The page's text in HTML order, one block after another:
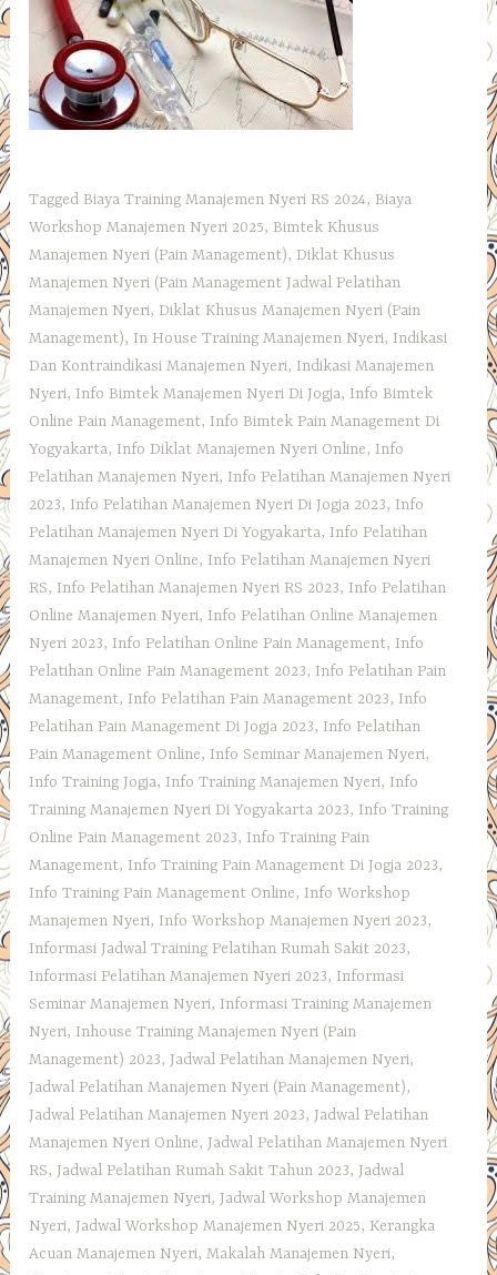
Tagged Biaya Training Manajemen Nyeri RS 2024, Biaya
Workshop Manajemen Nyeri 2025, Bimtek Khusus
Manajemen Nyeri (Pain Management),Diklat Khusus
Manajemen Nyeri (Pain Management Jadwal Pelatihan
Manajemen Nyeri,Diklat Khusus Manajemen Nyeri (Pain
Management), In House Training Manajemen Nyeri, Indikasi
Dan Kontraindikasi Manajemen Nyeri, Indikasi Manajemen
Nyeri, Info Bimtek Manajemen Nyeri Di Jogja, Info Bimtek
Online Pain Management, Info Bimtek Pain Management Di
Yogyakarta, Info Diklat Manajemen Nyeri Online, Info
Pelatihan Manajemen Nyeri, Info Pelatihan Manajemen Nyeri
2023, Info Pelatihan Manajemen Nyeri Di Jogja 2023, Info
Pelatihan Manajemen Nyeri Di Yogyakarta, Info Pelatihan
Manajemen Nyeri Online, Info Pelatihan Manajemen Nyeri
RS, Info Pelatihan Manajemen Nyeri RS 2023, Info Pelatihan
Online Manajemen Nyeri, Info Pelatihan Online Manajemen
Nyeri 2023, Info Pelatihan Online Pain Management, Info
Pelatihan Online Pain Management 2023, Info Pelatihan Pain
Management, Info Pelatihan Pain Management 2023, Info
Pelatihan Pain Management Di Jogja 2023, Info Pelatihan
Pain Management Online, Info Seminar Manajemen Nyeri,
Info Training Jogja, Info Training Manajemen Nyeri, Info
Training Manajemen Nyeri Di Yogyakarta 2023, Info Training
Online Pain Management 2023, Info Training Pain
Management, Info Training Pain Management Di Jogja 2023,
Info Training Pain Management Online, Info Workshop
Manajemen Nyeri, Info Workshop Manajemen Nyeri 2023,
Informasi Jadwal Training Pelatihan Rumah Sakit 2023,
Informasi Pelatihan Manajemen Nyeri 2023, Informasi
Seminar Manajemen Nyeri, Informasi Training Manajemen
Nyeri, Inhouse Training Manajemen Nyeri (Pain
Management) 2023, Jadwal Pelatihan Manajemen Nyeri,
Jadwal Pelatihan Manajemen Nyeri (Pain Management),
Jadwal Pelatihan Manajemen Nyeri 2023, Jadwal Pelatihan
Manajemen Nyeri Online, Jadwal Pelatihan Manajemen Nyeri
RS, Jadwal Pelatihan Rumah Sakit Tahun 2023, Jadwal
Training Manajemen Nyeri, Jadwal Workshop Manajemen
Nyeri, Jadwal Workshop Manajemen Nyeri 2025, Kerangka
Acuan Manajemen Nyeri,Makalah Manajemen Nyeri,